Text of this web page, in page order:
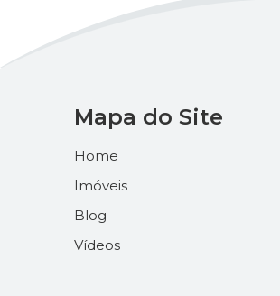
Mapa do Site
Home
Imóveis
Blog
Vídeos